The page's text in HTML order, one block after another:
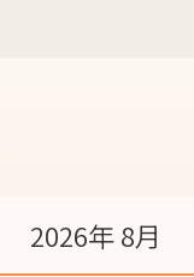
2026年 8月